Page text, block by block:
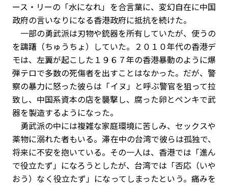
ース・リーの「水になれ」を合言葉に、変幻自在に中国
政府の言いなりになる香港政府に抵抗を続けた。
一部の勇武派は刃物や銃器を所有していたが、使うの
を躊躇（ちゅうちょ）していた。２０１０年代の香港デ
モは、左翼が起こした１９６７年の香港暴動のように爆
弾テロで多数の死傷者を出すことはなかった。だが、警
察の暴力に怒った彼らは「イヌ」と呼ぶ警官を狙って拉
致し、中国系資本の店を襲撃し、腐った卵とペンキで武
器を製造するようになった。
勇武派の中には複雑な家庭環境に苦しみ、セックスや
薬物に溺れた者もいる。滞在中の台湾で彼らは孤独で、
将来に不安を抱いている。その一人は、香港では「進ん
で役立たず」になろうとしたが、台湾では「否応（いや
おう）なく役立たず」になってしまったという。痛みを